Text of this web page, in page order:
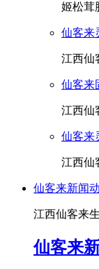
姬松茸
仙客来
江西仙
仙客来
江西仙
仙客来
江西仙
仙客来新闻
江西仙客来
仙客来